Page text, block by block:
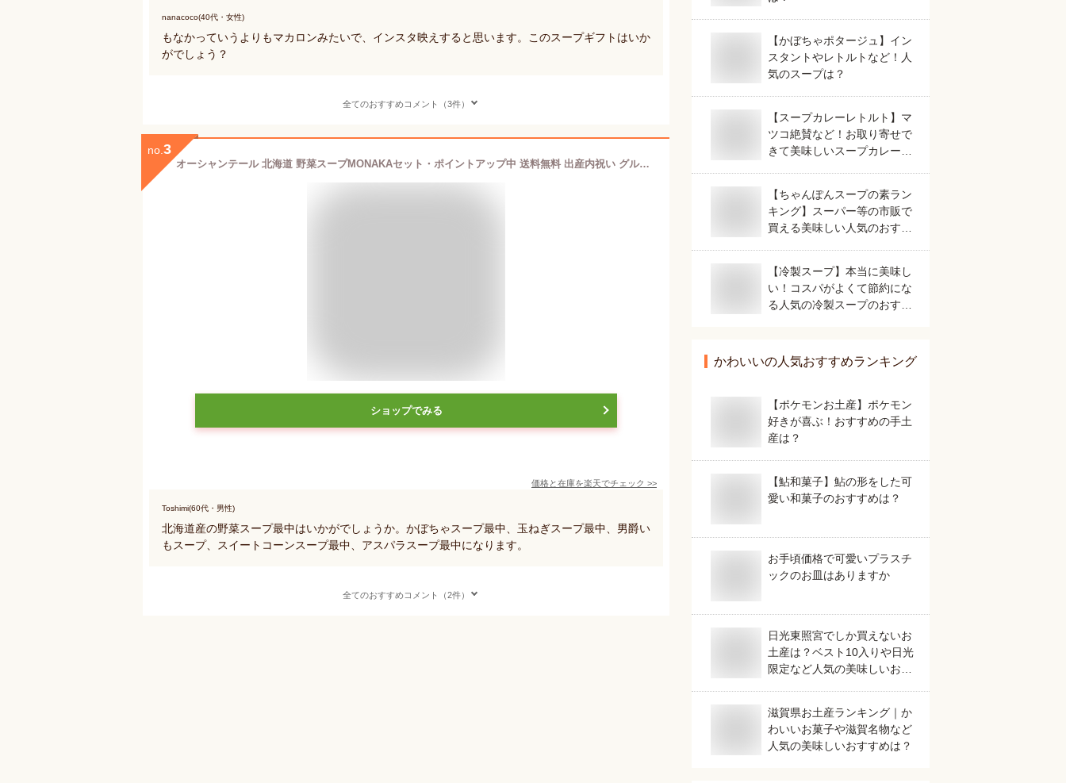
nanacoco(40代・女性)
もなかっていうよりもマカロンみたいで、インスタ映えすると思います。このスープギフトはいか
がでしょう？
全てのおすすめコメント（3件）
no. 3
オーシャンテール 北海道 野菜スープMONAKAセット・ポイントアップ中 送料無料 出産内祝い グルメ ギフトセット 結婚内祝い 入園 内祝い オシャレ スープセット 最中 入学祝い 初節句内祝い 七五三 快気祝い お返し 結婚祝い 新築内祝い 入学内祝い 美味しい 贈り物
ショップでみる
価格と在庫を楽天でチェック >>
Toshimi(60代・男性)
北海道産の野菜スープ最中はいかがでしょうか。かぼちゃスープ最中、玉ねぎスープ最中、男爵い
もスープ、スイートコーンスープ最中、アスパラスープ最中になります。
全てのおすすめコメント（2件）
【かぼちゃポタージュ】イン
スタントやレトルトなど！人
気のスープは？
【スープカレーレトルト】マ
ツコ絶賛など！お取り寄せで
きて美味しいスープカレーの
【ちゃんぽんスープの素ラン
キング】スーパー等の市販で
買える美味しい人気のおすす
【冷製スープ】本当に美味し
い！コスパがよくて節約にな
る人気の冷製スープのおすす
かわいいの人気おすすめランキング
【ポケモンお土産】ポケモン
好きが喜ぶ！おすすめの手土
産は？
【鮎和菓子】鮎の形をした可
愛い和菓子のおすすめは？
お手頃価格で可愛いプラスチ
ックのお皿はありますか
日光東照宮でしか買えないお
土産は？ベスト10入りや日光
限定など人気の美味しいおす
滋賀県お土産ランキング｜か
わいいお菓子や滋賀名物など
人気の美味しいおすすめは？